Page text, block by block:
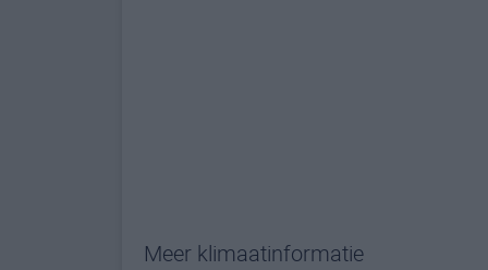
Meer klimaatinformatie